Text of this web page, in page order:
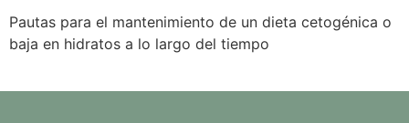
Pautas para el mantenimiento de un dieta cetogénica o
baja en hidratos a lo largo del tiempo